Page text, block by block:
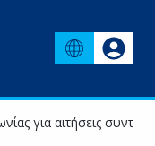
για αιτήσεις